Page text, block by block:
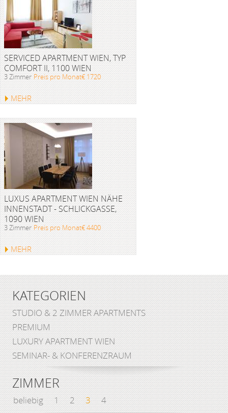
SERVICED APARTMENT WIEN, TYP
COMFORT II, 1100 WIEN
3 Zimmer Preis pro Monat€ 1720
MEHR
LUXUS APARTMENT WIEN NÄHE
INNENSTADT - SCHLICKGASSE,
1090 WIEN
3 Zimmer Preis pro Monat€ 4400
MEHR
KATEGORIEN
STUDIO & 2 ZIMMER APARTMENTS
PREMIUM
LUXURY APARTMENT WIEN
SEMINAR- & KONFERENZRAUM
ZIMMER
beliebig 1 2 3 4